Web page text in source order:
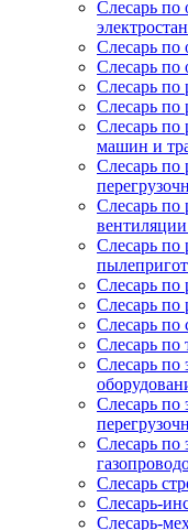
Слесарь по
Слесарь по
Слесарь по
Слесарь по
Слесарь по
Слесарь по
машин и
Слесарь
Слесарь по
Слесарь по
Слесарь по
Слесарь по
Слесарь по
Слесарь по
Слесарь по
Слесарь по
Слесарь по
Слесарь
Слесарь-
Слесарь-